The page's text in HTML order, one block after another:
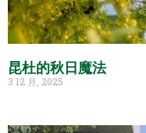
昆杜的秋日魔法
3 12 月, 2025